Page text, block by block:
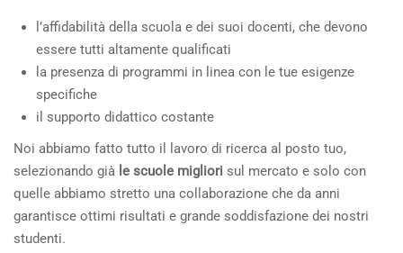
l’affidabilità della scuola e dei suoi docenti, che devono
essere tutti altamente qualificati
la presenza di programmi in linea con le tue esigenze
specifiche
il supporto didattico costante
Noi abbiamo fatto tutto il lavoro di ricerca al posto tuo,
selezionando già le scuole migliori sul mercato e solo con
quelle abbiamo stretto una collaborazione che da anni
garantisce ottimi risultati e grande soddisfazione dei nostri
studenti.